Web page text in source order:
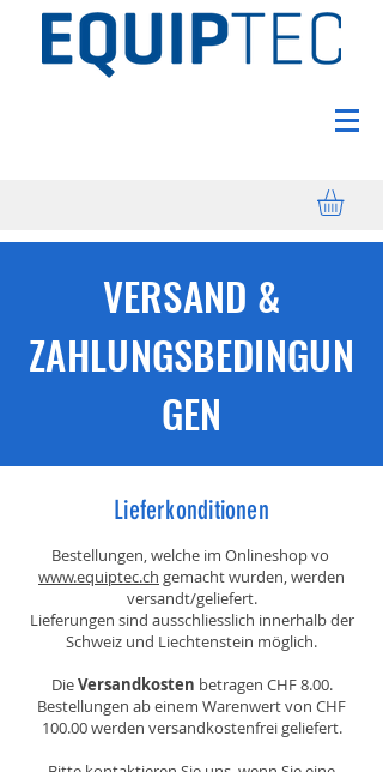
VERSAND &
ZAHLUNGSBEDINGUN
GEN
Lieferkonditionen
Bestellungen, welche im Onlineshop vo
www.equiptec.ch gemacht wurden, werden
versandt/geliefert.
Lieferungen sind ausschliesslich innerhalb der
Schweiz und Liechtenstein möglich.
DieVersandkosten betragen CHF 8.00.
Bestellungen ab einem Warenwert von CHF
100.00 werden versandkostenfrei geliefert.